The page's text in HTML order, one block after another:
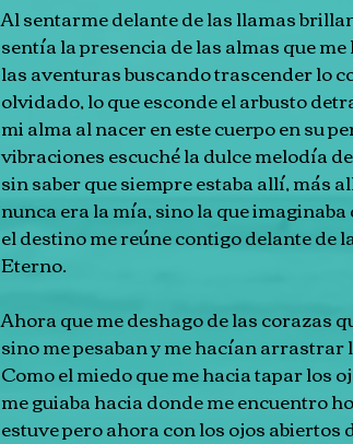
Al sentarme delante de las llamas
sentía la presencia de las almas que
las aventuras buscando trascender lo
olvidado, lo que esconde el arbusto
mi alma al nacer en este cuerpo en su
vibraciones escuché la dulce melodía
sin saber que siempre estaba allí, más
nunca era la mía, sino la que
el destino me reúne contigo delante de
Eterno.
Ahora que me deshago de las corazas
sino me pesaban y me hacían arrastrar
Como el miedo que me hacia tapar los
me guiaba hacia donde me encuentro
estuve pero ahora con los ojos